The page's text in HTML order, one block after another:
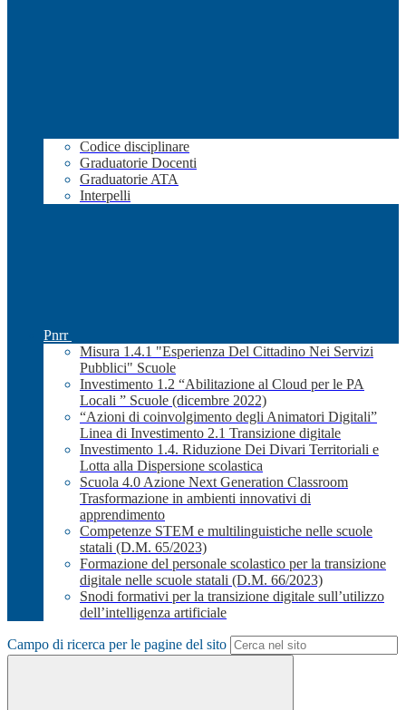
Codice disciplinare
Graduatorie Docenti
Graduatorie ATA
Interpelli
Pnrr
Misura 1.4.1 "Esperienza Del Cittadino Nei Servizi
Pubblici" Scuole
Investimento 1.2 “Abilitazione al Cloud per le PA
Locali ” Scuole (dicembre 2022)
“Azioni di coinvolgimento degli Animatori Digitali”
Linea di Investimento 2.1 Transizione digitale
Investimento 1.4. Riduzione Dei Divari Territoriali e
Lotta alla Dispersione scolastica
Scuola 4.0 Azione Next Generation Classroom
Trasformazione in ambienti innovativi di
apprendimento
Competenze STEM e multilinguistiche nelle scuole
statali (D.M. 65/2023)
Formazione del personale scolastico per la transizione
digitale nelle scuole statali (D.M. 66/2023)
Snodi formativi per la transizione digitale sull’utilizzo
dell’intelligenza artificiale
Campo di ricerca per le pagine del sito